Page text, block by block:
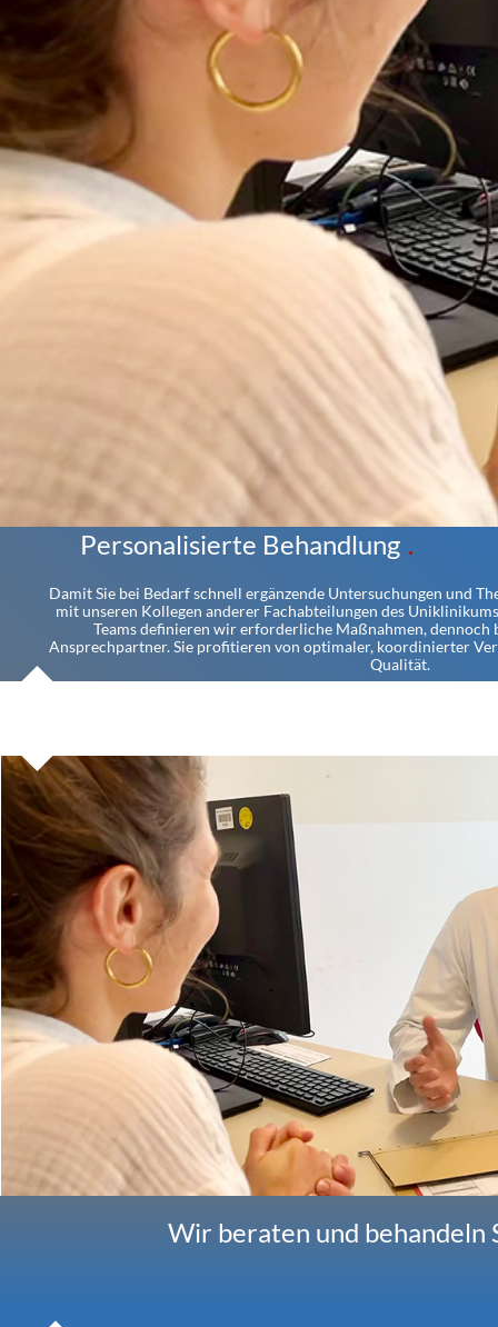
Personalisierte Behandlung
Damit Sie bei Bedarf schnell ergänzende Untersuchungen und
mit unseren Kollegen anderer Fachabteilungen des
Teams definieren wir erforderliche Maßnahmen,
Ansprechpartner. Sie profitieren von optimaler, koordinierter
Qualität.
Wir beraten und behandeln